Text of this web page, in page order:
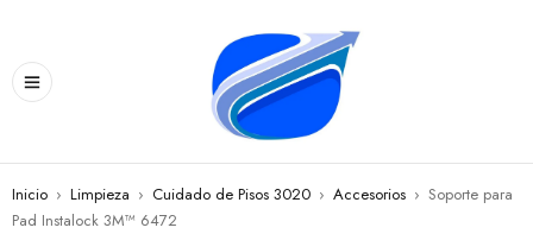
Inicio › Limpieza › Cuidado de Pisos 3020 › Accesorios › Soporte para
Pad Instalock 3M™ 6472